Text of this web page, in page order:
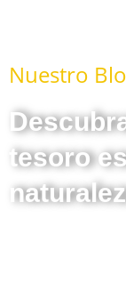
Nuestro
tesoro